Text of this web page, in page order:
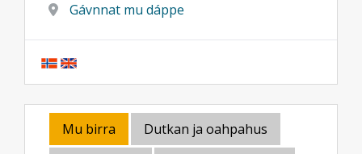
Gávnnat mu dáppe
Mu birra
Dutkan ja oahpahus